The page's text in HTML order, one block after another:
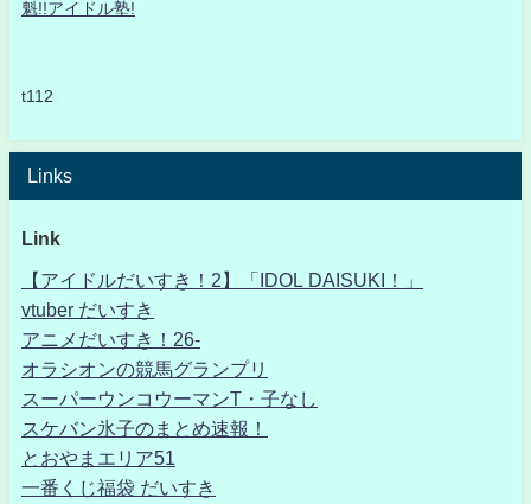
魁!!アイドル塾!
t112
Links
Link
【アイドルだいすき！2】「IDOL DAISUKI！」
vtuber だいすき
アニメだいすき！26-
オラシオンの競馬グランプリ
スーパーウンコウーマンT・子なし
スケバン氷子のまとめ速報！
とおやまエリア51
一番くじ福袋 だいすき